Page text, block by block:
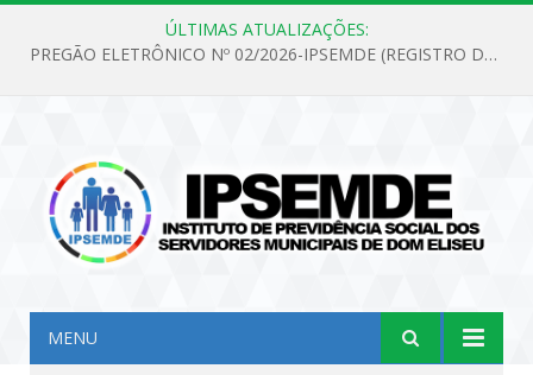
ÚLTIMAS ATUALIZAÇÕES:
PREGÃO ELETRÔNICO Nº 02/2026-IPSEMDE (REGISTRO DE PREÇOS PARA FUTURA E EVENTUAL AQUISIÇÃO DE MATERIAL DE LIMPEZA E GÊNEROS ALIMENTÍCIOS PARA ATENDER AS NECESSIDADES DO INSTITUTO DE PREVIDÊNCIA SOCIAL DOS SERVIDORES MUNICIPAIS DE DOM ELISEU.)
MENU